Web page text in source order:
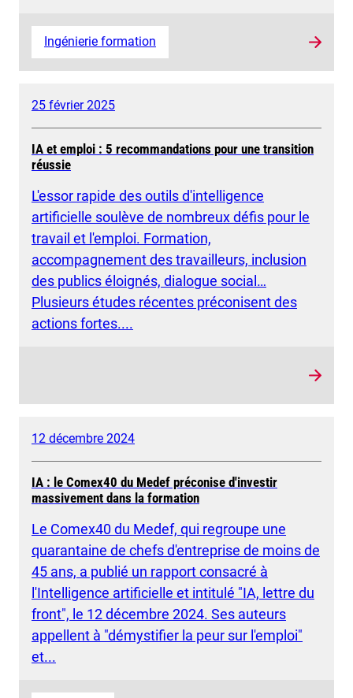
Ingénierie formation
25 février 2025
IA et emploi : 5 recommandations pour une transition
réussie
L'essor rapide des outils d'intelligence
artificielle soulève de nombreux défis pour le
travail et l'emploi. Formation,
accompagnement des travailleurs, inclusion
des publics éloignés, dialogue social…
Plusieurs études récentes préconisent des
actions fortes....
12 décembre 2024
IA : le Comex40 du Medef préconise d'investir
massivement dans la formation
Le Comex40 du Medef, qui regroupe une
quarantaine de chefs d'entreprise de moins de
45 ans, a publié un rapport consacré à
l'Intelligence artificielle et intitulé "IA, lettre du
front", le 12 décembre 2024. Ses auteurs
appellent à "démystifier la peur sur l'emploi"
et...